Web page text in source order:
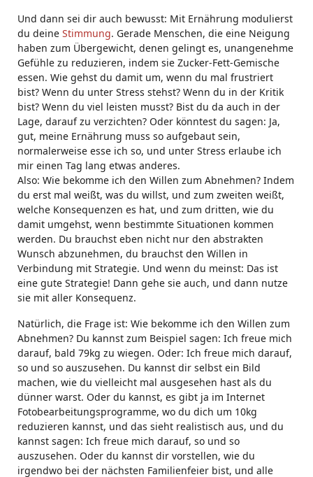
Und dann sei dir auch bewusst: Mit Ernährung modulierst
du deine Stimmung. Gerade Menschen, die eine Neigung
haben zum Übergewicht, denen gelingt es, unangenehme
Gefühle zu reduzieren, indem sie Zucker-Fett-Gemische
essen. Wie gehst du damit um, wenn du mal frustriert
bist? Wenn du unter Stress stehst? Wenn du in der Kritik
bist? Wenn du viel leisten musst? Bist du da auch in der
Lage, darauf zu verzichten? Oder könntest du sagen: Ja,
gut, meine Ernährung muss so aufgebaut sein,
normalerweise esse ich so, und unter Stress erlaube ich
mir einen Tag lang etwas anderes.
Also: Wie bekomme ich den Willen zum Abnehmen? Indem
du erst mal weißt, was du willst, und zum zweiten weißt,
welche Konsequenzen es hat, und zum dritten, wie du
damit umgehst, wenn bestimmte Situationen kommen
werden. Du brauchst eben nicht nur den abstrakten
Wunsch abzunehmen, du brauchst den Willen in
Verbindung mit Strategie. Und wenn du meinst: Das ist
eine gute Strategie! Dann gehe sie auch, und dann nutze
sie mit aller Konsequenz.
Natürlich, die Frage ist: Wie bekomme ich den Willen zum
Abnehmen? Du kannst zum Beispiel sagen: Ich freue mich
darauf, bald 79kg zu wiegen. Oder: Ich freue mich darauf,
so und so auszusehen. Du kannst dir selbst ein Bild
machen, wie du vielleicht mal ausgesehen hast als du
dünner warst. Oder du kannst, es gibt ja im Internet
Fotobearbeitungsprogramme, wo du dich um 10kg
reduzieren kannst, und das sieht realistisch aus, und du
kannst sagen: Ich freue mich darauf, so und so
auszusehen. Oder du kannst dir vorstellen, wie du
irgendwo bei der nächsten Familienfeier bist, und alle